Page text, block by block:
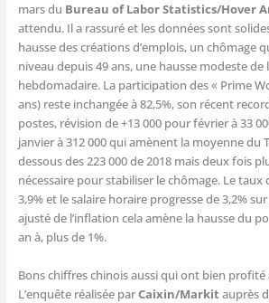
mars du Bureau of Labor Statistics/Hover
attendu. Il a rassuré et les données sont
hausse des créations d’emplois, un chômage
niveau depuis 49 ans, une hausse modeste
hebdomadaire. La participation des « Prime
ans) reste inchangée à 82,5%, son récent
postes, révision de +13 000 pour février à 33
janvier à 312 000 qui amènent la moyenne du
dessous des 223 000 de 2018 mais deux fois
nécessaire pour stabiliser le chômage. Le taux
3,9% et le salaire horaire progresse de 3,2%
ajusté de l’inflation cela amène la hausse du
an à, plus de 1%.
Bons chiffres chinois aussi qui ont bien profité
L’enquête réalisée parCaixin/Markit auprès